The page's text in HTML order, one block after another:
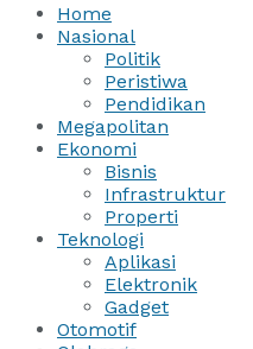
Home
Nasional
Politik
Peristiwa
Pendidikan
Megapolitan
Ekonomi
Bisnis
Infrastruktur
Properti
Teknologi
Aplikasi
Elektronik
Gadget
Otomotif